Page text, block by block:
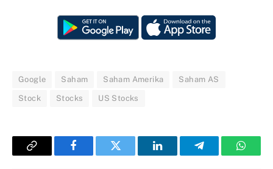
Google Saham Saham Amerika Saham AS
Stock Stocks US Stocks
Copy
FacebookTwitter LinkedInTelegram